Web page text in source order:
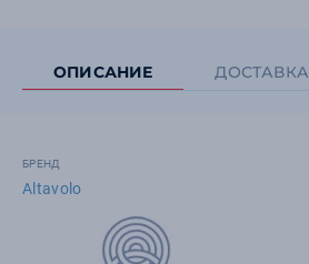
ОПИСАНИЕ ДОСТАВКА
БРЕНД
Altavolo